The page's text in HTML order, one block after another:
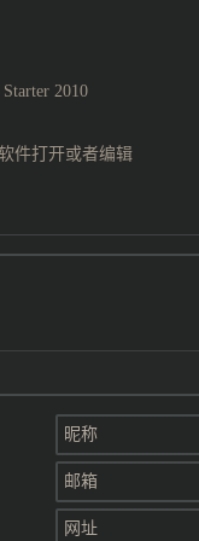
2010
件打开或者编辑